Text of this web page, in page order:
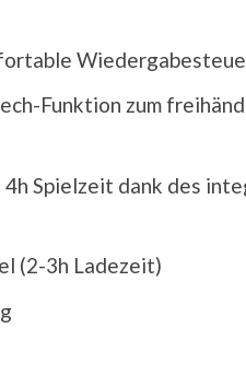
Funktion zum
4h Spielzeit dank des
(2-3h Ladezeit)